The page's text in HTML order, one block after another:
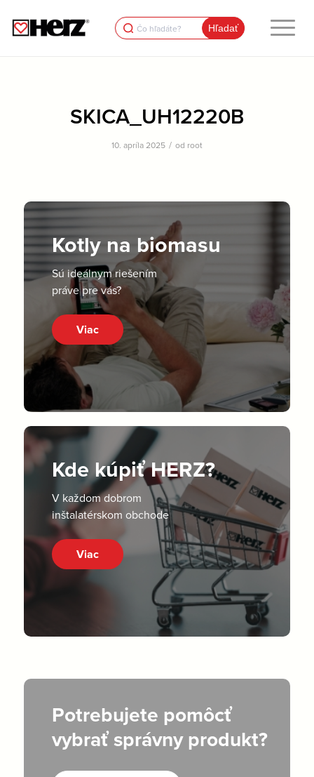
Search
for:
SKICA_UH12220B
10. apríla 2025 / od root
Kotly na biomasu
Sú ideálnym riešením
práve pre vás?
Viac
Kde kúpiť HERZ?
V každom dobrom
inštalatérskom obchode
Viac
Potrebujete pomôcť
vybrať správny produkt?